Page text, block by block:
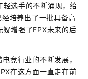
轻选手的不断涌现，给
培养出了一批具备高
疑增强了FPX未来的后
竞行业的不断发展，
在这方面一直走在前